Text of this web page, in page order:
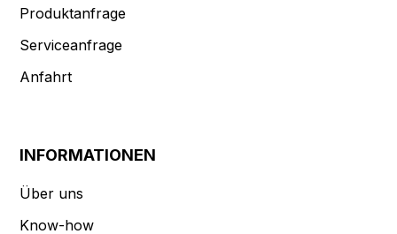
Produktanfrage
Serviceanfrage
Anfahrt
INFORMATIONEN
Über uns
Know-how